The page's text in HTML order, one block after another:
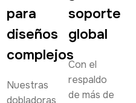
para
diseños
complejos
Nuestras
soporte
global
Con el
respaldo
de más de